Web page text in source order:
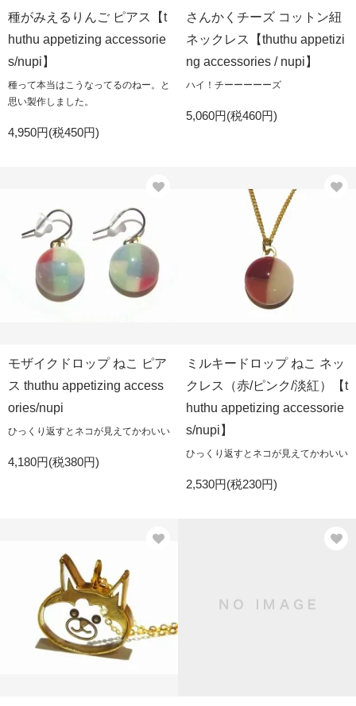
種がみえるりんご ピアス【t
huthu appetizing accessorie
s/nupi】
種って本当はこうなってるのねー。と
思い製作しました。
4,950円(税450円)
さんかくチーズ コットン紐
ネックレス【thuthu appetizi
ng accessories / nupi】
ハイ！チーーーーーズ
5,060円(税460円)
モザイクドロップ ねこ ピア
ス thuthu appetizing access
ories/nupi
ひっくり返すとネコが見えてかわいい
4,180円(税380円)
ミルキードロップ ねこ ネッ
クレス（赤/ピンク/淡紅）【t
huthu appetizing accessorie
s/nupi】
ひっくり返すとネコが見えてかわいい
2,530円(税230円)